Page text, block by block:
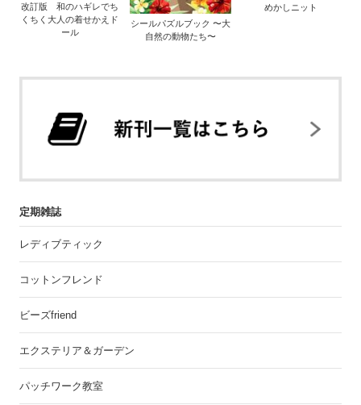
改訂版 和のハギレでち
くちく大人の着せかえド
ール
シールパズルブック 〜大
自然の動物たち〜
めかしニット
定期雑誌
レディブティック
コットンフレンド
ビーズfriend
エクステリア＆ガーデン
パッチワーク教室